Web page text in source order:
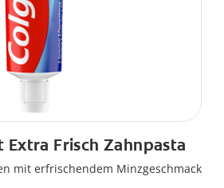
Frisch Zahnpasta
mit erfrischendem Minzgeschmack